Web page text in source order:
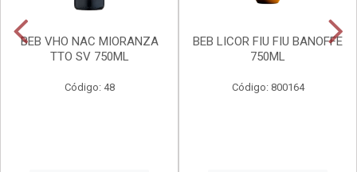
BEB VHO NAC MIORANZA
TTO SV 750ML
Código: 48
BEB LICOR FIU FIU BANOFFE
750ML
Código: 800164